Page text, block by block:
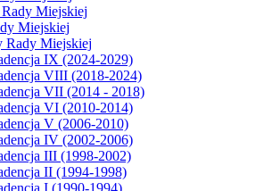
Miejskiej
Miejskiej
Rady Miejskiej
IX (2024-2029)
VIII (2018-2024)
VII (2014 - 2018)
VI (2010-2014)
V (2006-2010)
IV (2002-2006)
III (1998-2002)
II (1994-1998)
I (1990-1994)